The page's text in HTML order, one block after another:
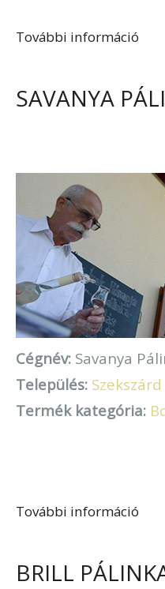
További információ
SAVANYA
Cégnév: Savanya
Település: Szekszárd
Termék kategória:
További információ
BRILL